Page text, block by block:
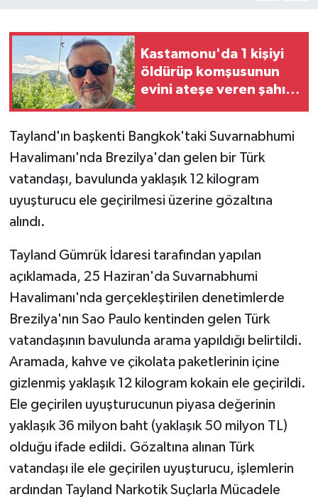
Kastamonu'da 1 kişiyi
öldürüp komşusunun
evini ateşe veren şahıs
Tayland'ın başkenti Bangkok'taki Suvarnabhumi
Havalimanı'nda Brezilya'dan gelen bir Türk
vatandaşı, bavulunda yaklaşık 12 kilogram
uyuşturucu ele geçirilmesi üzerine gözaltına
alındı.
Tayland Gümrük İdaresi tarafından yapılan
açıklamada, 25 Haziran'da Suvarnabhumi
Havalimanı'nda gerçekleştirilen denetimlerde
Brezilya'nın Sao Paulo kentinden gelen Türk
vatandaşının bavulunda arama yapıldığı belirtildi.
Aramada, kahve ve çikolata paketlerinin içine
gizlenmiş yaklaşık 12 kilogram kokain ele geçirildi.
Ele geçirilen uyuşturucunun piyasa değerinin
yaklaşık 36 milyon baht (yaklaşık 50 milyon TL)
olduğu ifade edildi. Gözaltına alınan Türk
vatandaşı ile ele geçirilen uyuşturucu, işlemlerin
ardından Tayland Narkotik Suçlarla Mücadele